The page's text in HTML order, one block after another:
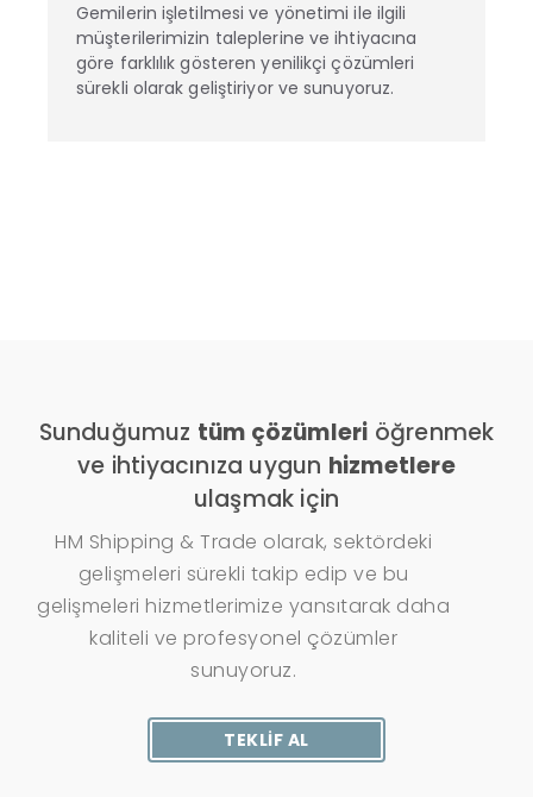
Gemilerin işletilmesi ve yönetimi ile ilgili
müşterilerimizin taleplerine ve ihtiyacına
göre farklılık gösteren yenilikçi çözümleri
sürekli olarak geliştiriyor ve sunuyoruz.
Sunduğumuz tüm çözümleri öğrenmek
ve ihtiyacınıza uygun hizmetlere
ulaşmak için
HM Shipping & Trade olarak, sektördeki
gelişmeleri sürekli takip edip ve bu
gelişmeleri hizmetlerimize yansıtarak daha
kaliteli ve profesyonel çözümler
sunuyoruz.
TEKLIF AL